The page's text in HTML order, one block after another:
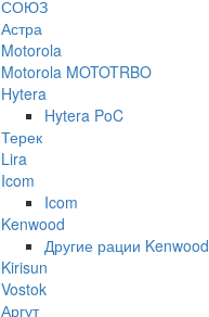
СОЮЗ
Астра
Motorola
Motorola MOTOTRBO
Hytera
Hytera PoC
Терек
Lira
Icom
Icom
Kenwood
Другие рации Kenwood
Kirisun
Vostok
Аргут